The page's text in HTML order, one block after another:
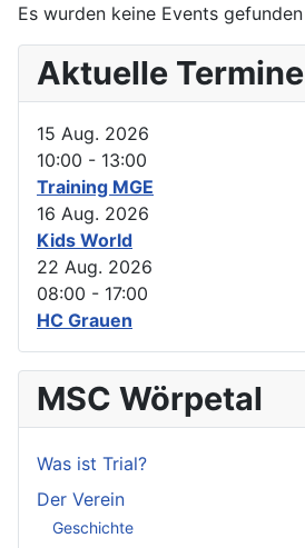
Es wurden keine Events gefunden
Aktuelle Termine
15 Aug. 2026
10:00 - 13:00
Training MGE
16 Aug. 2026
Kids World
22 Aug. 2026
08:00 - 17:00
HC Grauen
MSC Wörpetal
Was ist Trial?
Der Verein
Geschichte